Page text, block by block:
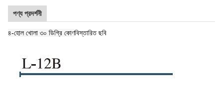
পণ্য প্রদর্শনী
৪-হোল খোলা ৩০ ডিগ্রি কোণবিস্তারিত ছবি